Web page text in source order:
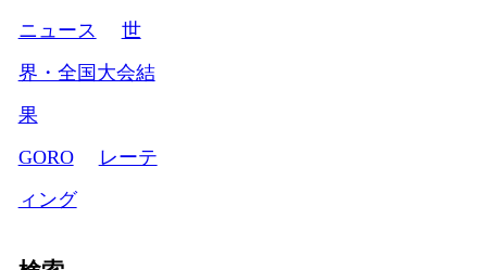
ニュース
世
界・全国大会結
果
GORO
レーテ
ィング